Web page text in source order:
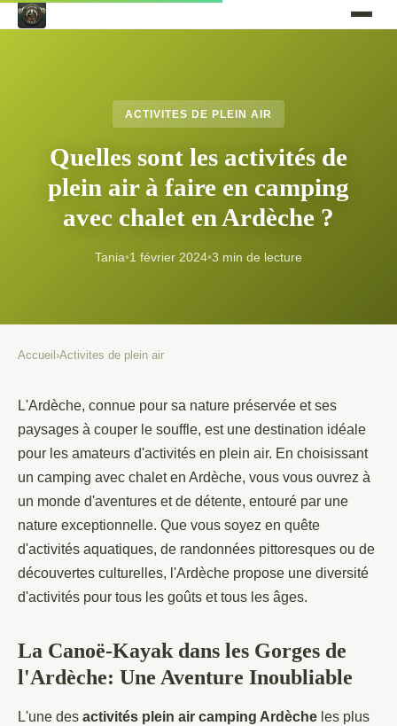
ACTIVITES DE PLEIN AIR
Quelles sont les activités de
plein air à faire en camping
avec chalet en Ardèche ?
Tania•1 février 2024•3 min de lecture
Accueil ›Activites de plein air
L'Ardèche, connue pour sa nature préservée et ses
paysages à couper le souffle, est une destination idéale
pour les amateurs d'activités en plein air. En choisissant
un camping avec chalet en Ardèche, vous vous ouvrez à
un monde d'aventures et de détente, entouré par une
nature exceptionnelle. Que vous soyez en quête
d'activités aquatiques, de randonnées pittoresques ou de
découvertes culturelles, l'Ardèche propose une diversité
d'activités pour tous les goûts et tous les âges.
La Canoë-Kayak dans les Gorges de
l'Ardèche: Une Aventure Inoubliable
L'une des activités plein air camping Ardèche les plus